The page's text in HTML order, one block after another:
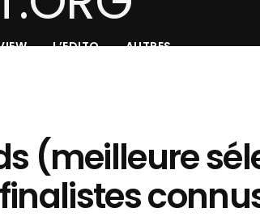
L’EDITO AUTRES
(meilleure